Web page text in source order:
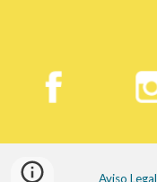
Aviso Legal